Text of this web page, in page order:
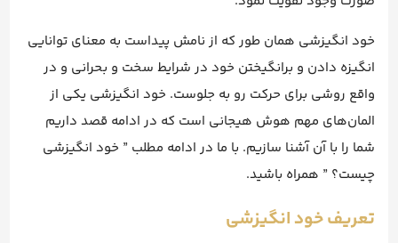
خود انگیزشی همان طور که از نامش پیداست به معنای توانایی
انگیزه دادن و برانگیختن خود در شرایط سخت و بحرانی و در
واقع روشی برای حرکت رو به جلوست. خود انگیزشی یکی از
المان‌های مهم هوش هیجانی است که در ادامه قصد داریم
شما را با آن آشنا سازیم. با ما در ادامه مطلب ” خود انگیزشی
چیست؟ ” همراه باشید.
تعریف خود انگیزشی